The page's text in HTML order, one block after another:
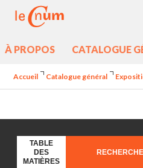
À PROPOS CATALOGUE
Accueil Catalogue général
TABLE
DES
MATIÈRES